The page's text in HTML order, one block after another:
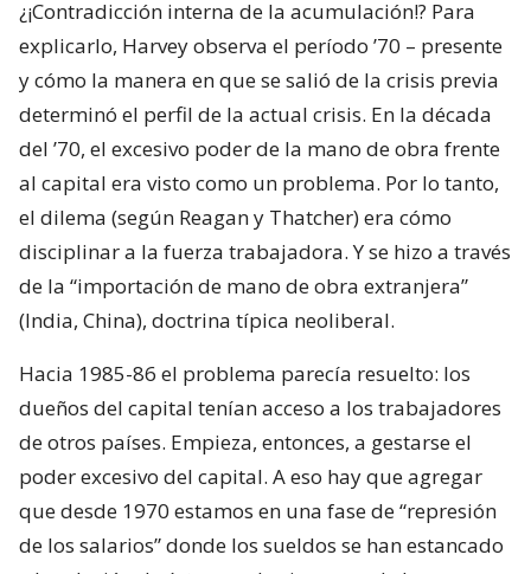
¿¡Contradicción interna de la acumulación!? Para
explicarlo, Harvey observa el período ’70 – presente
y cómo la manera en que se salió de la crisis previa
determinó el perfil de la actual crisis. En la década
del ’70, el excesivo poder de la mano de obra frente
al capital era visto como un problema. Por lo tanto,
el dilema (según Reagan y Thatcher) era cómo
disciplinar a la fuerza trabajadora. Y se hizo a través
de la “importación de mano de obra extranjera”
(India, China), doctrina típica neoliberal.
Hacia 1985-86 el problema parecía resuelto: los
dueños del capital tenían acceso a los trabajadores
de otros países. Empieza, entonces, a gestarse el
poder excesivo del capital. A eso hay que agregar
que desde 1970 estamos en una fase de “represión
de los salarios” donde los sueldos se han estancado